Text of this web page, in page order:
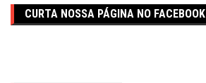
CURTA NOSSA PÁGINA NO FACEBOOK